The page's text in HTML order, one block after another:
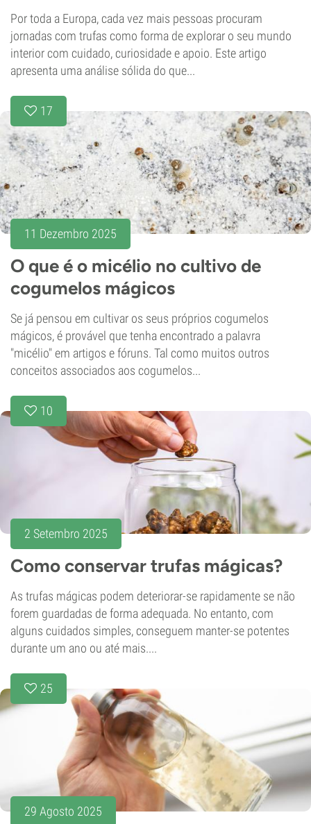
Por toda a Europa, cada vez mais pessoas procuram
jornadas com trufas como forma de explorar o seu mundo
interior com cuidado, curiosidade e apoio. Este artigo
apresenta uma análise sólida do que...
17
11 Dezembro 2025
O que é o micélio no cultivo de
cogumelos mágicos
Se já pensou em cultivar os seus próprios cogumelos
mágicos, é provável que tenha encontrado a palavra
"micélio" em artigos e fóruns. Tal como muitos outros
conceitos associados aos cogumelos...
10
2 Setembro 2025
Como conservar trufas mágicas?
As trufas mágicas podem deteriorar-se rapidamente se não
forem guardadas de forma adequada. No entanto, com
alguns cuidados simples, conseguem manter-se potentes
durante um ano ou até mais....
25
29 Agosto 2025